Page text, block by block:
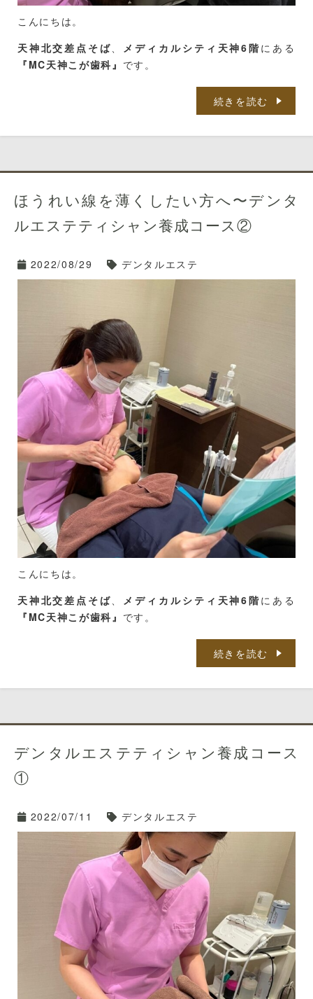
私が大好きなドラゴンクエストでいうところの、「会心
やったー−−−！！
めちゃくちゃ嬉しかったです
そして、実技試験。山場です。
一つ一つの工程にはたくさんのチェックポイントがあり
施術時の姿勢や雰囲気なども気にしながら臨みました。
緊張したのは最初だけ。
施術の流れに入ってしまえば、楽しく、心地よく施術で
本当にデンタルエステが好きだなーと感じる時間でし
結果は、無事に合格☆
嬉しいことに施術相手が気持ちよかった☆と言ってくれ
ました。
そして第6回、最終回です。
晴れて卒業しました☆
６人の受講生全員がディプロマを受け取ることができま
こんにちは。
天神北交差点そば、 メディカルシティ天神6階にある
『MC天神こが歯科』 です。
「那の津口」「天神北ノース
天神地下街をご利用の方は、「東１a」出口から徒歩５
歯科衛生士の川邉です。
神戸での研修も３回目。全6回ですので、折り返し地点
どちらも皮膚が薄いので繊細なタッチで施術することが
大事です。
そしてリズム、スピード。
私は性格的にせっかちなので、施術のスピードは特に意
識しています。
少しでも施術のスピードが変わるだけで「心地よさ」に
の中の環境をよく整えられます。
血行が良くなることで歯ぐきの免疫力も上がります。
そして深いリラックス効果もあるのですよ☆
必死でした(笑)
そして、この工程では「咬筋」をお口の中からほぐしま
これが歯科医院ならではのアプローチ。
歯科医師や歯科衛生士しかお口の中を触れません。
食いしばり、歯ぎしりなどで生まれる「歯の接触」。歯
が接触することで、お顔にある「咬筋」は緊張して硬く
なります。筋肉が凝り固まると、大きくなり”エラ張り
顔”を作る原因にもなります。
続きを読む
ほうれい線を薄くしたい方へ〜デンタ
ルエステティシャン養成コース②
2022/08/29 デンタルエステ
こんにちは。
天神北交差点そば、 メディカルシティ天神6階にある
『MC天神こが歯科』 です。
「那の津口」「天神北ノース
天神地下街をご利用の方は、「東１a」出口から徒歩５
歯科衛生士の川邉です。
前回書きました、神戸でのデンタルエステのセミナー。
回を重ねるたびに具体的な施術法を学んでおります。
第2回はお口の外からのアプローチ。
ヘッドマッサージ
続きを読む
デンタルエステティシャン養成コース
①
2022/07/11 デンタルエステ